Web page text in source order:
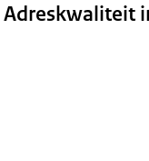
Adreskwaliteit